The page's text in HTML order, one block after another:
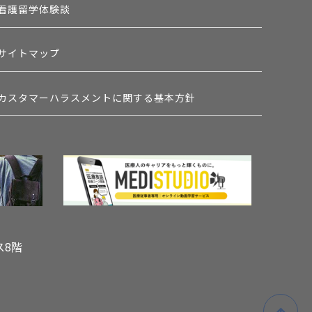
護留学体験談
イトマップ
スタマーハラスメントに関する基本方針
8階